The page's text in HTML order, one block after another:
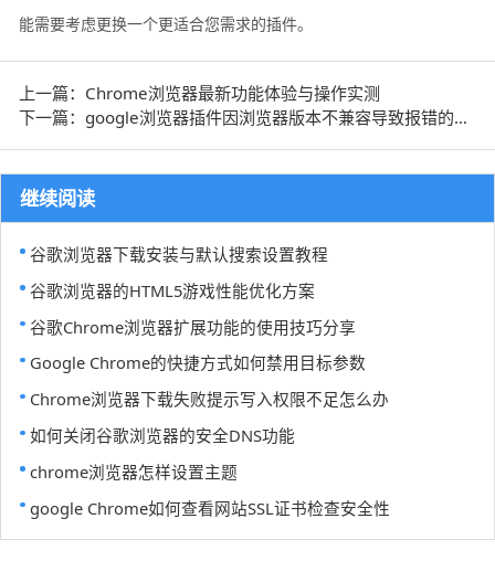
能需要考虑更换一个更适合您需求的插件。
上一篇：Chrome浏览器最新功能体验与操作实测
下一篇：google浏览器插件因浏览器版本不兼容导致报错的升级建议
继续阅读
谷歌浏览器下载安装与默认搜索设置教程
谷歌浏览器的HTML5游戏性能优化方案
谷歌Chrome浏览器扩展功能的使用技巧分享
Google Chrome的快捷方式如何禁用目标参数
Chrome浏览器下载失败提示写入权限不足怎么办
如何关闭谷歌浏览器的安全DNS功能
chrome浏览器怎样设置主题
google Chrome如何查看网站SSL证书检查安全性